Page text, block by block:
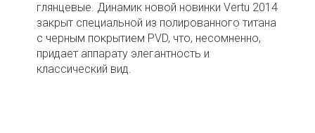
глянцевые. Динамик новой новинки Vertu 2014
закрыт специальной из полированного титана
с черным покрытием PVD, что, несомненно,
придает аппарату элегантность и
классический вид.